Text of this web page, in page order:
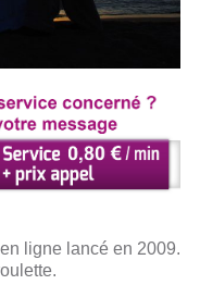
ligne lancé en 2009.